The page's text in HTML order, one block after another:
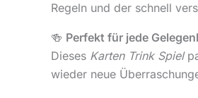
Regeln und der schnell
🍻 Perfekt für jede
Dieses Karten Trink Spiel
wieder neue